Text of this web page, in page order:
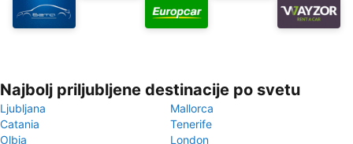
Najbolj priljubljene destinacije po svetu
Ljubljana
Mallorca
Catania
Tenerife
Olbia
London